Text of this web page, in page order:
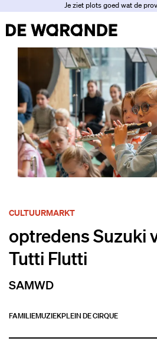
Je ziet plots goed wat de
optredens Suzuki
Tutti Flutti
SAMWD
CULTUURMARKT
FAMILIEMUZIEKPLEIN DE CIRQUE